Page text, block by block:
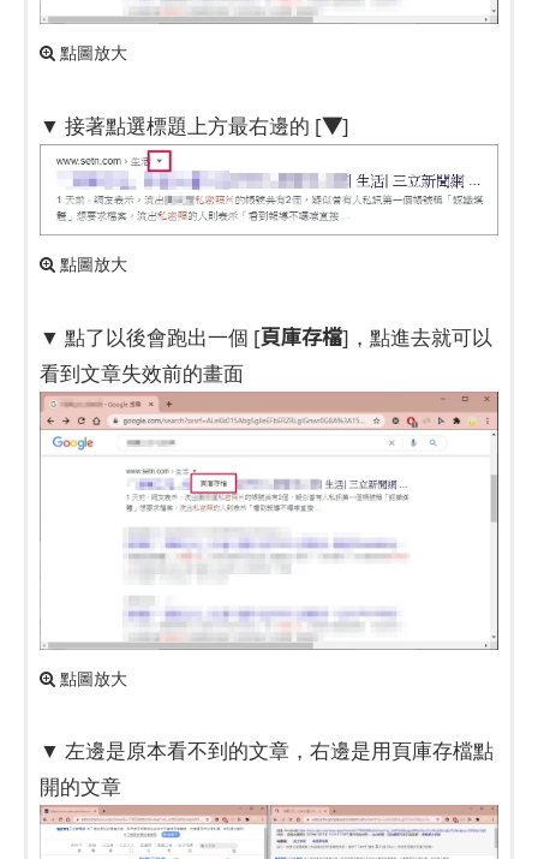
點圖放大
▼ 接著點選標題上方最右邊的 [▼]
點圖放大
▼ 點了以後會跑出一個 [頁庫存檔]，點進去就可以
看到文章失效前的畫面
點圖放大
▼ 左邊是原本看不到的文章，右邊是用頁庫存檔點
開的文章